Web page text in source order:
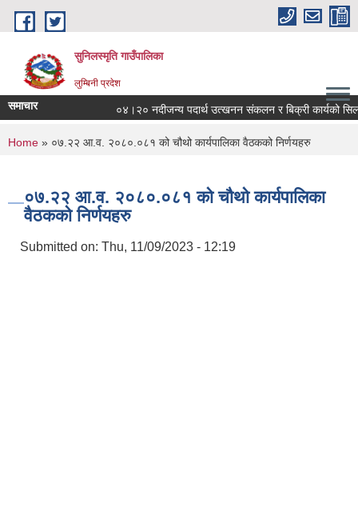
Skip to main content
सुनिलस्मृति गाउँपालिका
लुम्बिनी प्रदेश
समाचार ०४।२० नदीजन्य पदार्थ उत्खनन संकलन र बिक्री कार्यको
You are here
Home » ०७.२२ आ.व. २०८०.०८१ को चौथो कार्यपालिका वैठकको निर्णयहरु
०७.२२ आ.व. २०८०.०८१ को चौथो कार्यपालिका
वैठकको निर्णयहरु
Submitted on: Thu, 11/09/2023 - 12:19